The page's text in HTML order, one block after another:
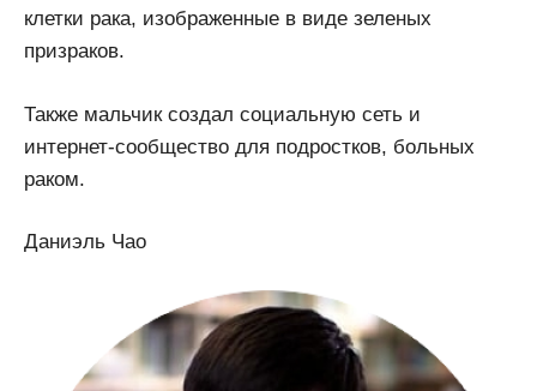
клетки рака, изображенные в виде зеленых
призраков.
Также мальчик создал социальную сеть и
интернет-сообщество для подростков, больных
раком.
Даниэль Чао